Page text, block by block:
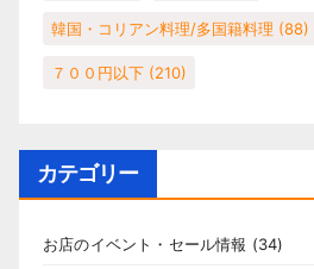
韓国・コリアン料理/多国籍料理 (88)
７００円以下 (210)
カテゴリー
お店のイベント・セール情報 (34)